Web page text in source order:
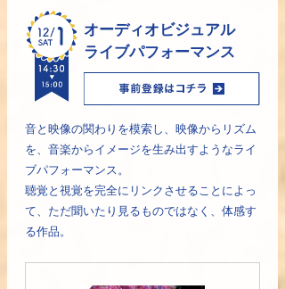
オーディオビジュアル
ライブパフォーマンス
音と映像の関わりを模索し、映像からリズム
を、音楽からイメージを生み出すようなライ
ブパフォーマンス。
聴覚と視覚を完全にリンクさせることによっ
て、ただ聞いたり見るものではなく、体感す
る作品。